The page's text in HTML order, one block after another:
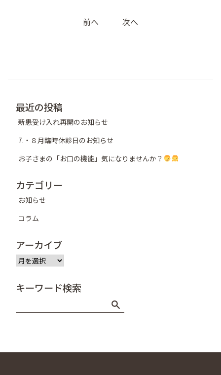
前へ 次へ
最近の投稿
新患受け入れ再開のお知らせ
7.・８月臨時休診日のお知らせ
お子さまの「お口の機能」気になりませんか？
カテゴリー
お知らせ
コラム
アーカイブ
ア
ー
イ
キーワード検索